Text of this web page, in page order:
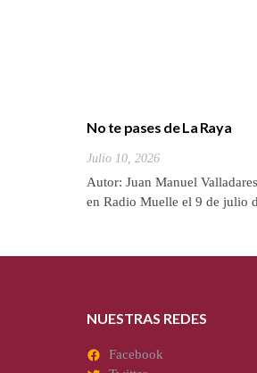
No te pases de La Raya
Julio 10, 2026
Autor: Juan Manuel
en Radio Muelle el 9 de julio
NUESTRAS REDES
Facebook